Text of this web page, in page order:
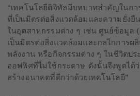
“เทคโนโลยีดิจิทัลมีบทบาทสำคัญในก
ที่เป็นมิตรต่อสิ่งแวดล้อมและความยั่งยื
ในอุตสาหกรรมต่าง ๆ เช่น ศูนย์ข้อมูล
เป็นมิตรต่อสิ่งแวดล้อมและกลไกการผ
พลังงาน หรือกิจกรรมต่าง ๆ ในชีวิตปร
ออฟฟิศที่ไม่ใช้กระดาษ ดังนั้นจึงพูดได้ว่
สร้างอนาคตที่ดีกว่าด้วยเทคโนโลยี”